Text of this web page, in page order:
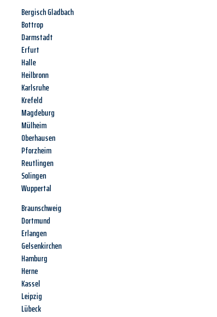
Bergisch Gladbach
Bottrop
Darmstadt
Erfurt
Halle
Heilbronn
Karlsruhe
Krefeld
Magdeburg
Mülheim
Oberhausen
Pforzheim
Reutlingen
Solingen
Wuppertal
Braunschweig
Dortmund
Erlangen
Gelsenkirchen
Hamburg
Herne
Kassel
Leipzig
Lübeck